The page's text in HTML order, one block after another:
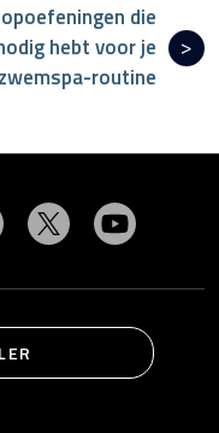
die
hebt voor je
zwemspa-routine
op Instagramop Pinterest
Bezoek MasterSpas op
BezoekBezoek